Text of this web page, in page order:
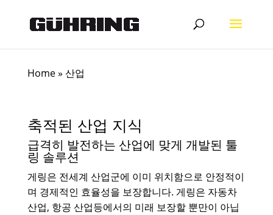
Home» 산업
축적된 산업 지식
급격히 발전하는 산업에 맞게 개발된 툴
링 솔루션
게링은 전세계 산업군에 이미 위치함으로 안정적이
며 경제적인 효율성을 보장합니다. 게링은 자동차
산업, 항공 산업등에서의 미래 보장할 뿐만이 아닙